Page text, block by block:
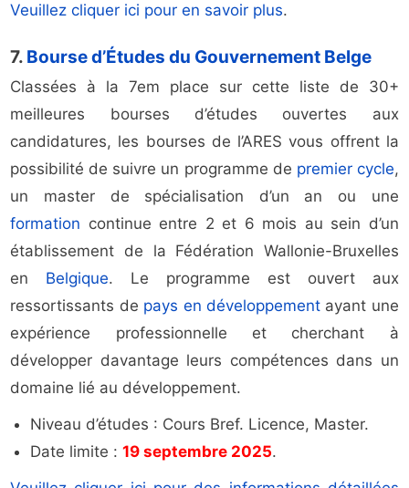
Veuillez cliquer ici pour en savoir plus.
7. Bourse d’Études du Gouvernement Belge
Classées à la 7em place sur cette liste de 30+
meilleures bourses d’études ouvertes aux
candidatures, les bourses de l’ARES vous offrent la
possibilité de suivre un programme de premier cycle,
un master de spécialisation d’un an ou une
formation continue entre 2 et 6 mois au sein d’un
établissement de la Fédération Wallonie-Bruxelles
en Belgique. Le programme est ouvert aux
ressortissants de pays en développementayant une
expérience professionnelle et cherchant à
développer davantage leurs compétences dans un
domaine lié au développement.
Niveau d’études : Cours Bref. Licence, Master.
Date limite :19 septembre 2025.